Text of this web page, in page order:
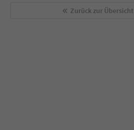
Zurück zur Übersicht